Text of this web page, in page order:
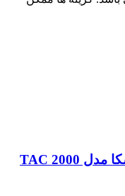
آمالگاماتور کپسولی آنالوگ نوردیسکا مدل TAC 2000